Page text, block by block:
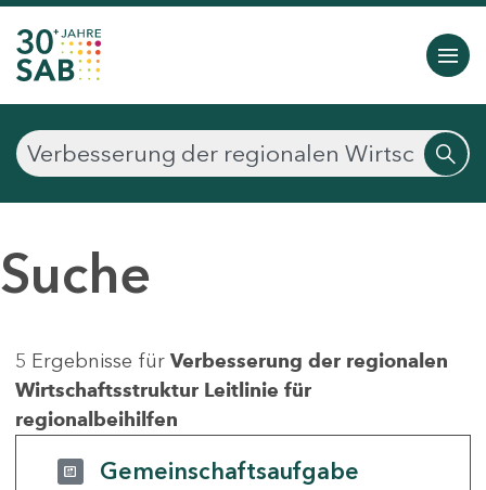
Suche
5 Ergebnisse für Verbesserung der regionalen
Wirtschaftsstruktur Leitlinie für
regionalbeihilfen
Gemeinschaftsaufgabe